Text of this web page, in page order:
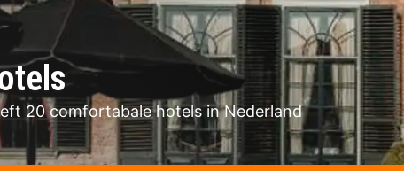
20 comfortabale hotels in Nederland